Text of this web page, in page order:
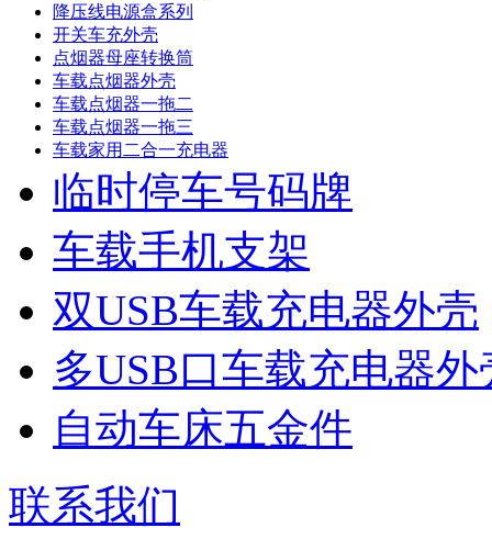
降压线电源盒系列
开关车充外壳
点烟器母座转换筒
车载点烟器外壳
车载点烟器一拖二
车载点烟器一拖三
车载家用二合一充电器
临时停车号码牌
车载手机支架
双USB车载充电器外壳
多USB口车载充电器外
自动车床五金件
联系我们